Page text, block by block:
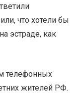
что хотели бы
эстраде, как
телефонных
жителей РФ.